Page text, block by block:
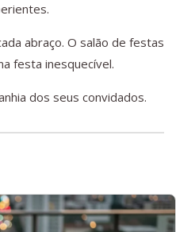
abraço. O salão de festas
festa inesquecível.
dos seus convidados.